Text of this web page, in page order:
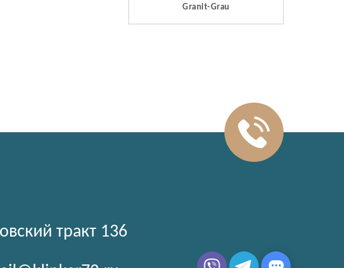
Granit-Grau
тракт 136